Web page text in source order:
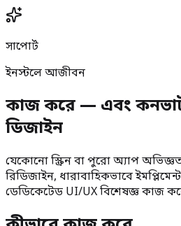
সাপোর্ট
ইনস্টলে আজীবন
কাজ করে — এবং
ডিজাইন
যেকোনো স্ক্রিন বা পুরো অ্যাপ
রিডিজাইন, ধারাবাহিকভাবে
ডেডিকেটেড UI/UX বিশেষজ্ঞ কাজ